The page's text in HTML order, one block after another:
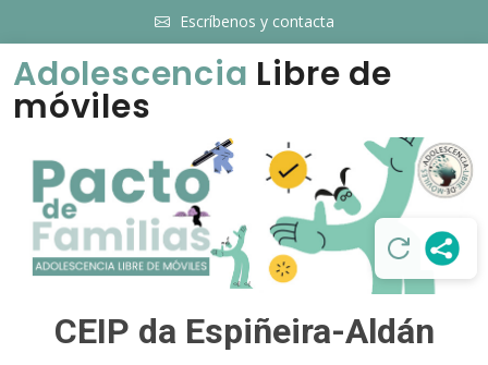
Escríbenos y contacta
Adolescencia Libre de
móviles
CEIP da Espiñeira-Aldán